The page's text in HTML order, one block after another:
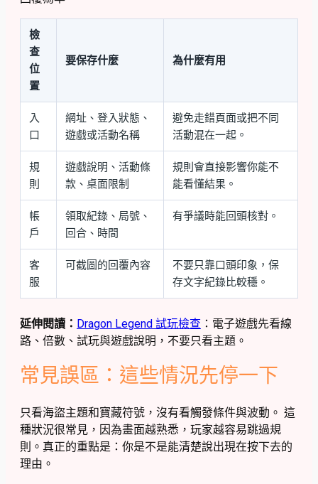
檢
查
位
置
要保存什麼 為什麼有用
入
口
網址、登入狀態、
遊戲或活動名稱
避免走錯頁面或把不同
活動混在一起。
規
則
遊戲說明、活動條
款、桌面限制
規則會直接影響你能不
能看懂結果。
帳
戶
領取紀錄、局號、
回合、時間
有爭議時能回頭核對。
客
服
可截圖的回覆內容
不要只靠口頭印象，保
存文字紀錄比較穩。
延伸閱讀： Dragon Legend 試玩檢查 ：電子遊戲先看線
路、倍數、試玩與遊戲說明，不要只看主題。
常見誤區：這些情況先停一下
只看海盜主題和寶藏符號，沒有看觸發條件與波動。 這
種狀況很常見，因為畫面越熟悉，玩家越容易跳過規
則。真正的重點是：你是不是能清楚說出現在按下去的
理由。